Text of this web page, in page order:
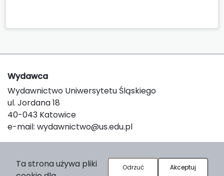
Wydawca
Wydawnictwo Uniwersytetu Śląskiego
ul. Jordana 18
40-043 Katowice
e-mail: wydawnictwo@us.edu.pl
O platformie
Ta strona używa pliki
Odrzuć Akceptuj